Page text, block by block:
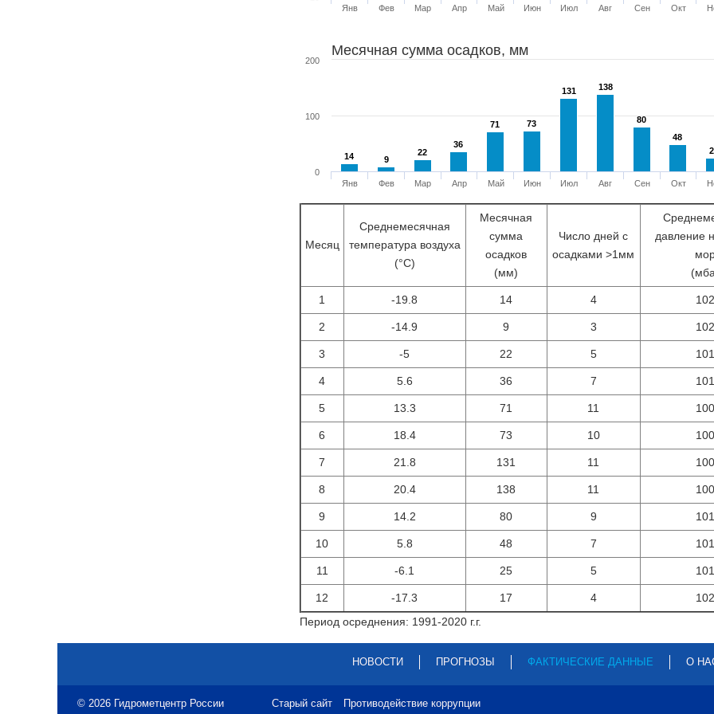
Янв Фев Мар Апр Май Июн Июл Авг Сен Окт
Месячная сумма осадков, мм
14
14 9
9
22
22
36
36
71
71 73
73
131
131 138
138
80
80
48
48
Янв Фев Мар Апр Май Июн Июл Авг Сен Окт
0
100
200
Месяц
Среднемесячная
температура воздуха
(°С)
Месячная
сумма
осадков
(мм)
Число дней с
осадками >1мм
давление
1 -19.8 14 4
2 -14.9 9 3
3 -5 22 5
4 5.6 36 7
5 13.3 71 11
6 18.4 73 10
7 21.8 131 11
8 20.4 138 11
9 14.2 80 9
10 5.8 48 7
11 -6.1 25 5
12 -17.3 17 4
Период осреднения: 1991-2020 г.г.
НОВОСТИ ПРОГНОЗЫ ФАКТИЧЕСКИЕ ДАННЫЕ О
© 2026 Гидрометцентр России Старый сайт Противодействие коррупции